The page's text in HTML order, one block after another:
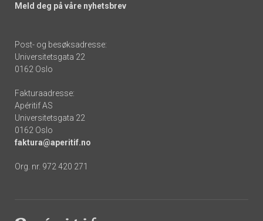
Meld deg på våre nyhetsbrev
Post- og besøksadresse:
Universitetsgata 22
0162 Oslo
Fakturaadresse:
Apéritif AS
Universitetsgata 22
0162 Oslo
faktura@aperitif.no
Org. nr. 972 420 271